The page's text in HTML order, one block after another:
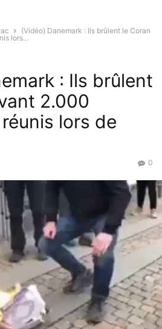
(Vidéo) Danemark : Ils brûlent le Coran
lors...
: Ils brûlent
2.000
lors de
0